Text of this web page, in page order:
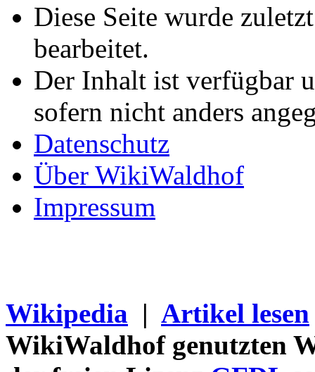
Diese Seite wurde
bearbeitet.
Der Inhalt ist verfügbar
sofern nicht anders
Datenschutz
Über WikiWaldhof
Impressum
Wikipedia | Artikel lesen
WikiWaldhof genutzten